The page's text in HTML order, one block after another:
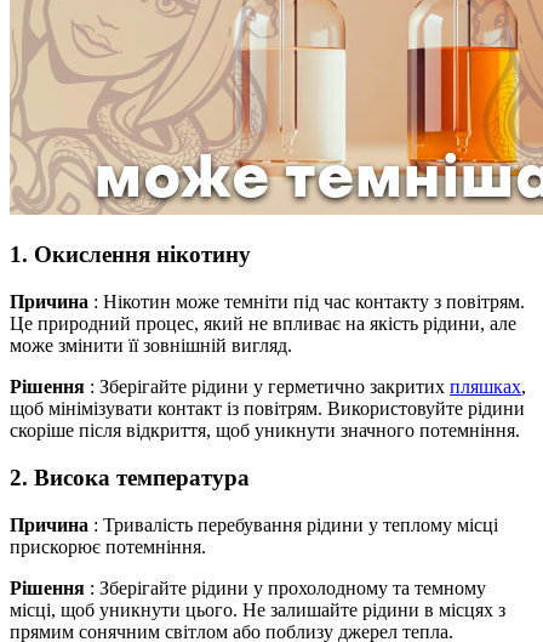
1. Окислення нікотину
Причина : Нікотин може темніти під час контакту з повітрям.
Це природний процес, який не впливає на якість рідини, але
може змінити її зовнішній вигляд.
Рішення : Зберігайте рідини у герметично закритих пляшках,
щоб мінімізувати контакт із повітрям. Використовуйте рідини
скоріше після відкриття, щоб уникнути значного потемніння.
2. Висока температура
Причина : Тривалість перебування рідини у теплому місці
прискорює потемніння.
Рішення : Зберігайте рідини у прохолодному та темному
місці, щоб уникнути цього. Не залишайте рідини в місцях з
прямим сонячним світлом або поблизу джерел тепла.